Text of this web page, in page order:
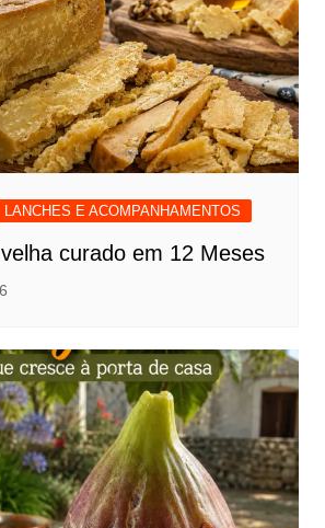
LANCHES E ACOMPANHAMENTOS
curado em 12 Meses